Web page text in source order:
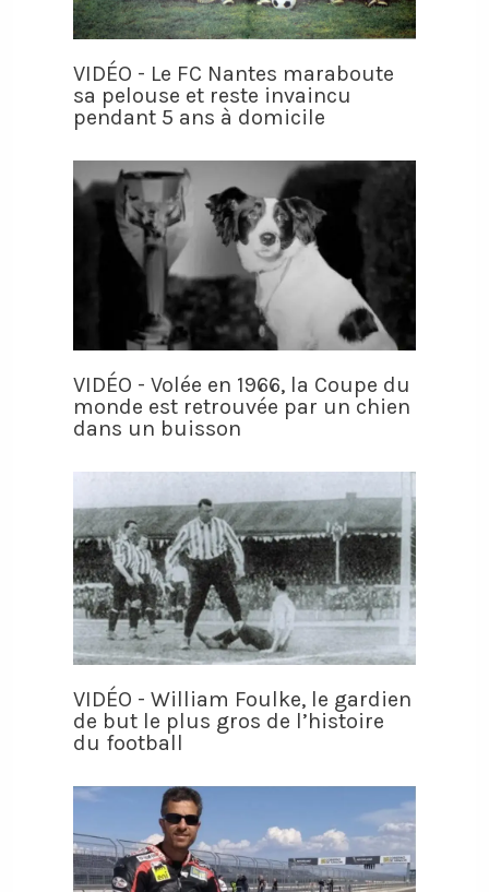
VIDÉO - Le FC Nantes maraboute
sa pelouse et reste invaincu
pendant 5 ans à domicile
VIDÉO - Volée en 1966, la Coupe du
monde est retrouvée par un chien
dans un buisson
VIDÉO - William Foulke, le gardien
de but le plus gros de l’histoire
du football